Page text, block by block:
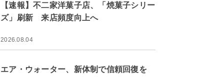
【速報】不二家洋菓子店、「焼菓子シリー
ズ」刷新 来店頻度向上へ
2026.08.04
エア・ウォーター、新体制で信頼回復を